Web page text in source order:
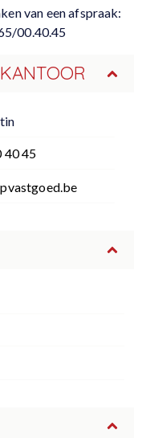
van een afspraak:
00.40.45
40 45